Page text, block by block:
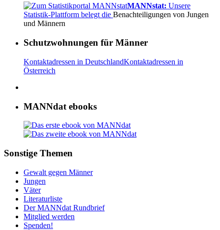
MANNstat: Unsere
Statistik-Plattform belegt die Benachteiligungen von Jungen
und Männern
Schutzwohnungen für Männer
Kontaktadressen in DeutschlandKontaktadressen in
Österreich
MANNdat ebooks
Sonstige Themen
Gewalt gegen Männer
Jungen
Väter
Literaturliste
Der MANNdat Rundbrief
Mitglied werden
Spenden!